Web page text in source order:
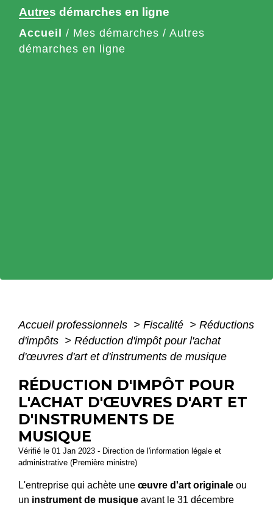
Autres démarches en ligne
Accueil / Mes démarches / Autres
démarches en ligne
Accueil professionnels > Fiscalité > Réductions
d'impôts > Réduction d'impôt pour l'achat
d'œuvres d'art et d'instruments de musique
RÉDUCTION D'IMPÔT POUR
L'ACHAT D'ŒUVRES D'ART ET
D'INSTRUMENTS DE
MUSIQUE
Vérifié le 01 Jan 2023 - Direction de l'information légale et
administrative (Première ministre)
L'entreprise qui achète une œuvre d'art originale ou
un instrument de musique avant le 31 décembre